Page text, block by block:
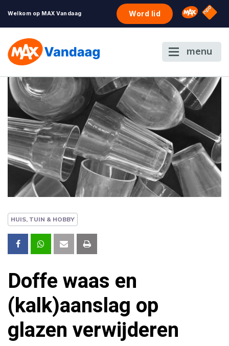
Welkom op MAX Vandaag Word lid Omroep
NPO
menu
HUIS, TUIN & HOBBY
Doffe waas en
(kalk)aanslag op
glazen verwijderen